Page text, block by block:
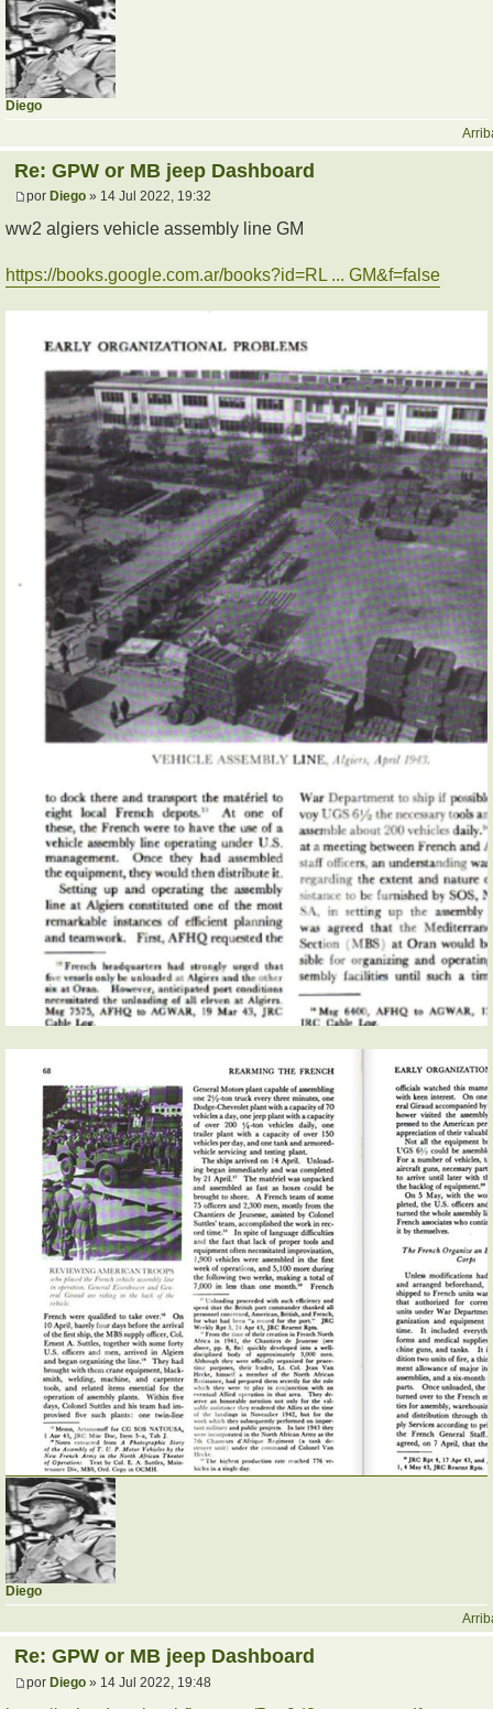
Diego
Re: GPW or MB jeep Dashboard
por Diego » 14 Jul 2022, 19:32
ww2 algiers vehicle assembly line GM
https://books.google.com.ar/books?id=RL ... GM&f=false
Diego
Re: GPW or MB jeep Dashboard
por Diego » 14 Jul 2022, 19:48